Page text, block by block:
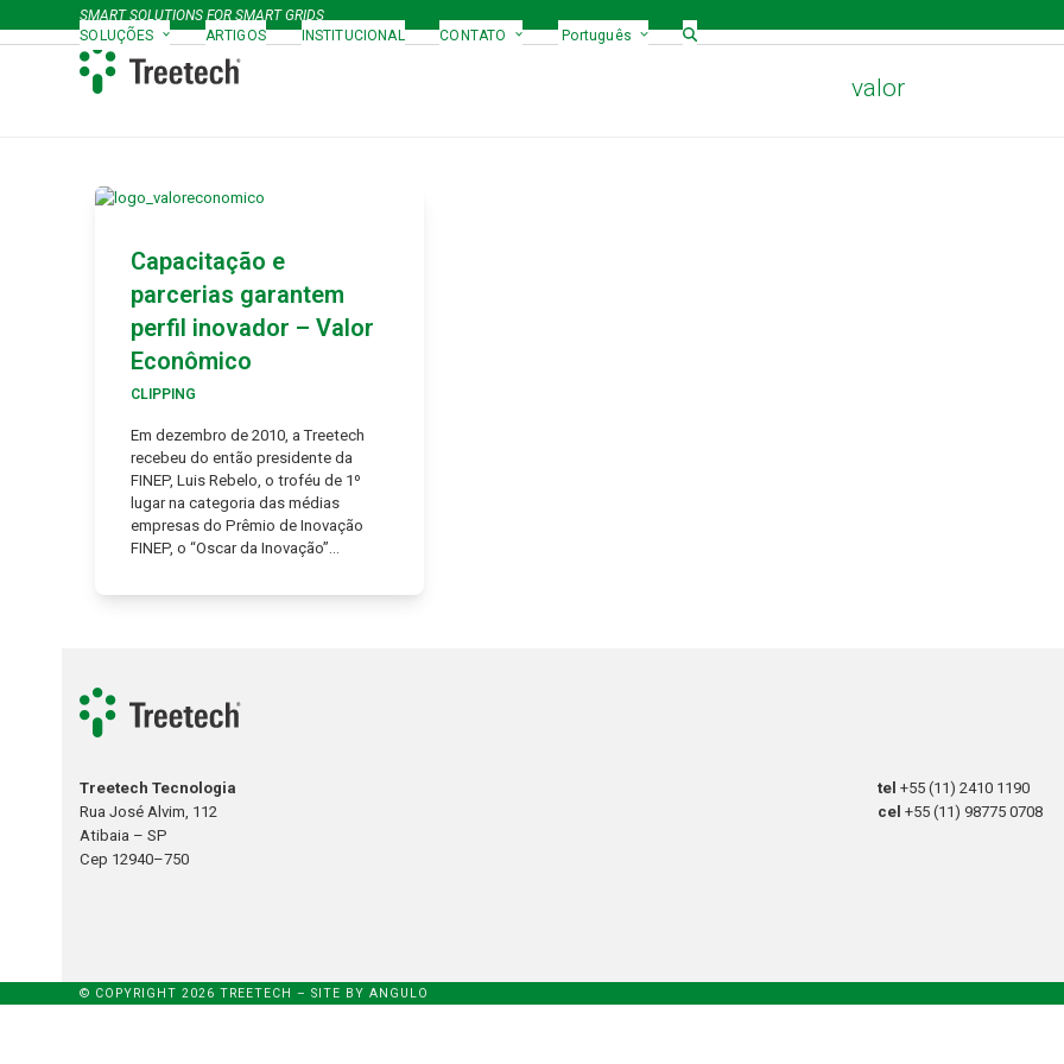
to
SMART SOLUTIONS FOR SMART GRIDS
SOLUÇÕES
ARTIGOS INSTITUCIONAL CONTATO Português
valor
Capacitação e
parcerias garantem
perfil inovador – Valor
Econômico
CLIPPING
Em dezembro de 2010, a Treetech
recebeu do então presidente da
FINEP, Luis Rebelo, o troféu de 1º
lugar na categoria das médias
empresas do Prêmio de Inovação
FINEP, o “Oscar da Inovação”…
Treetech Tecnologia
Rua José Alvim, 112
Atibaia – SP
Cep 12940–750
tel+55 (11) 2410 1190
cel+55 (11) 98775 0708
© COPYRIGHT 2026 TREETECH – SITE BYANGULO